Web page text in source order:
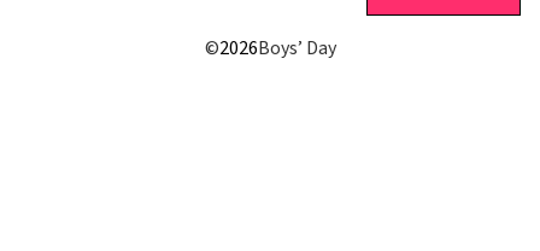
©2026Boys’ Day